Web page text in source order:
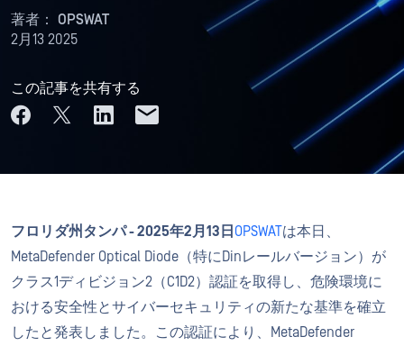
著者： OPSWAT
2月13 2025
この記事を共有する
フロリダ州タンパ - 2025年2月13日 OPSWATは本日、
MetaDefender Optical Diode（特にDinレールバージョン）が
クラス1ディビジョン2（C1D2）認証を取得し、危険環境に
おける安全性とサイバーセキュリティの新たな基準を確立
したと発表しました。この認証により、MetaDefender